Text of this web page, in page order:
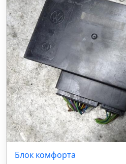
Блок комфорта